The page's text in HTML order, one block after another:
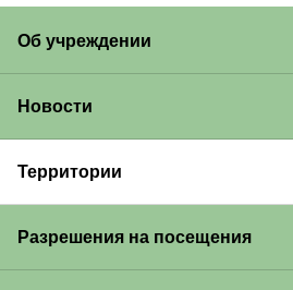
Об учреждении
Новости
Территории
Разрешения на посещения